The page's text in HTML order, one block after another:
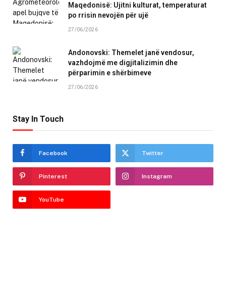
Maqedonisë: Ujitni kulturat, temperaturat
po rrisin nevojën për ujë
27/06/2026
Andonovski: Themelet janë vendosur,
vazhdojmë me digjitalizimin dhe
përparimin e shërbimeve
27/06/2026
Stay In Touch
Facebook Twitter
Pinterest Instagram
YouTube